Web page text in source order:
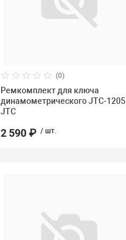
(0)
Ремкомплект для ключа
динамометрического JTC-1205
JTC
2 590 ₽ / шт.